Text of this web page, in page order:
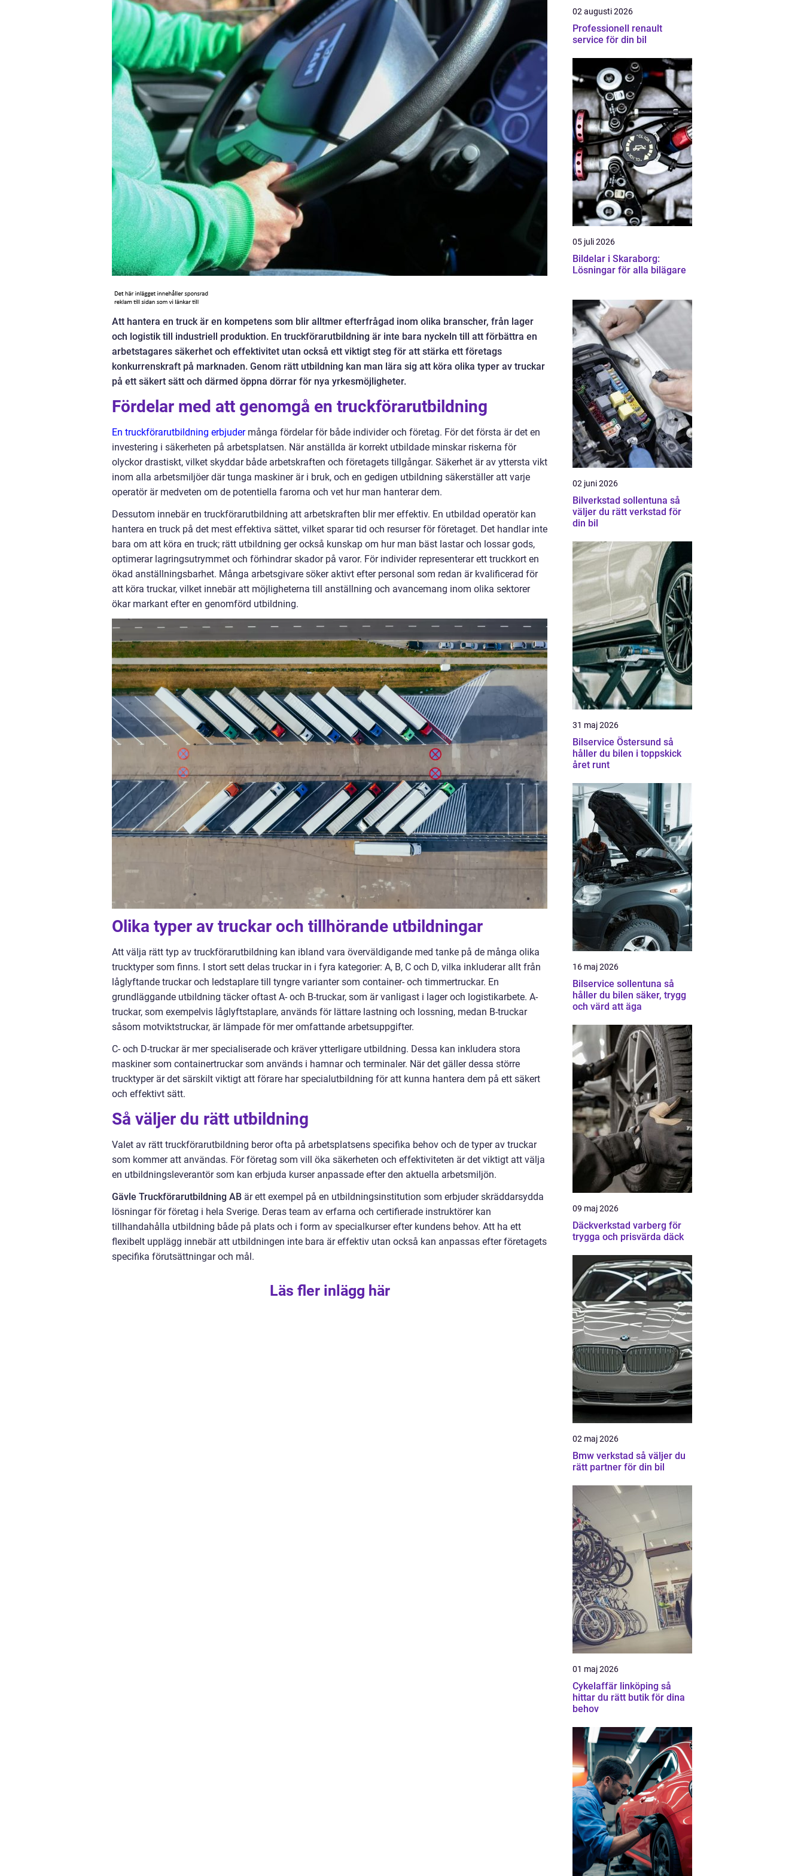
Att hantera en truck är en kompetens som blir alltmer efterfrågad inom olika branscher, från lager
och logistik till industriell produktion. En truckförarutbildning är inte bara nyckeln till att förbättra en
arbetstagares säkerhet och effektivitet utan också ett viktigt steg för att stärka ett företags
konkurrenskraft på marknaden. Genom rätt utbildning kan man lära sig att köra olika typer av truckar
på ett säkert sätt och därmed öppna dörrar för nya yrkesmöjligheter.
Fördelar med att genomgå en truckförarutbildning
En truckförarutbildning erbjudermånga fördelar för både individer och företag. För det första är det en
investering i säkerheten på arbetsplatsen. När anställda är korrekt utbildade minskar riskerna för
olyckor drastiskt, vilket skyddar både arbetskraften och företagets tillgångar. Säkerhet är av yttersta vikt
inom alla arbetsmiljöer där tunga maskiner är i bruk, och en gedigen utbildning säkerställer att varje
operatör är medveten om de potentiella farorna och vet hur man hanterar dem.
Dessutom innebär en truckförarutbildning att arbetskraften blir mer effektiv. En utbildad operatör kan
hantera en truck på det mest effektiva sättet, vilket sparar tid och resurser för företaget. Det handlar inte
bara om att köra en truck; rätt utbildning ger också kunskap om hur man bäst lastar och lossar gods,
optimerar lagringsutrymmet och förhindrar skador på varor. För individer representerar ett truckkort en
ökad anställningsbarhet. Många arbetsgivare söker aktivt efter personal som redan är kvalificerad för
att köra truckar, vilket innebär att möjligheterna till anställning och avancemang inom olika sektorer
ökar markant efter en genomförd utbildning.
Olika typer av truckar och tillhörande utbildningar
Att välja rätt typ av truckförarutbildning kan ibland vara överväldigande med tanke på de många olika
trucktyper som finns. I stort sett delas truckar in i fyra kategorier: A, B, C och D, vilka inkluderar allt från
låglyftande truckar och ledstaplare till tyngre varianter som container- och timmertruckar. En
grundläggande utbildning täcker oftast A- och B-truckar, som är vanligast i lager och logistikarbete. A-
truckar, som exempelvis låglyftstaplare, används för lättare lastning och lossning, medan B-truckar
såsom motviktstruckar, är lämpade för mer omfattande arbetsuppgifter.
C- och D-truckar är mer specialiserade och kräver ytterligare utbildning. Dessa kan inkludera stora
maskiner som containertruckar som används i hamnar och terminaler. När det gäller dessa större
trucktyper är det särskilt viktigt att förare har specialutbildning för att kunna hantera dem på ett säkert
och effektivt sätt.
Så väljer du rätt utbildning
Valet av rätt truckförarutbildning beror ofta på arbetsplatsens specifika behov och de typer av truckar
som kommer att användas. För företag som vill öka säkerheten och effektiviteten är det viktigt att välja
en utbildningsleverantör som kan erbjuda kurser anpassade efter den aktuella arbetsmiljön.
Gävle Truckförarutbildning AB är ett exempel på en utbildningsinstitution som erbjuder skräddarsydda
lösningar för företag i hela Sverige. Deras team av erfarna och certifierade instruktörer kan
tillhandahålla utbildning både på plats och i form av specialkurser efter kundens behov. Att ha ett
flexibelt upplägg innebär att utbildningen inte bara är effektiv utan också kan anpassas efter företagets
specifika förutsättningar och mål.
Läs fler inlägg här
02 augusti 2026
Professionell renault
service för din bil
05 juli 2026
Bildelar i Skaraborg:
Lösningar för alla bilägare
02 juni 2026
Bilverkstad sollentuna så
väljer du rätt verkstad för
din bil
31 maj 2026
Bilservice Östersund så
håller du bilen i toppskick
året runt
16 maj 2026
Bilservice sollentuna så
håller du bilen säker, trygg
och värd att äga
09 maj 2026
Däckverkstad varberg för
trygga och prisvärda däck
02 maj 2026
Bmw verkstad så väljer du
rätt partner för din bil
01 maj 2026
Cykelaffär linköping så
hittar du rätt butik för dina
behov